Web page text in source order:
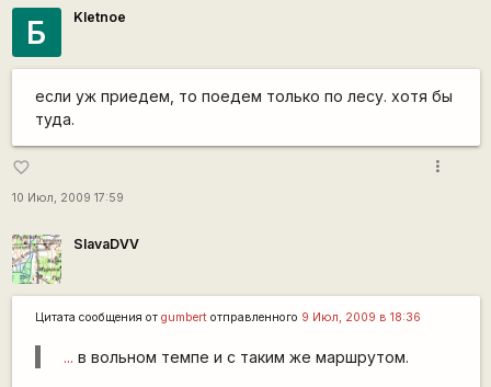
Б Kletnoe
если уж приедем, то поедем только по лесу. хотя бы
туда.
favorite_border
10 Июл, 2009 17:59
more_vert
SlavaDVV
Цитата сообщения от gumbertотправленного 9 Июл, 2009 в 18:36
... в вольном темпе и с таким же маршрутом.